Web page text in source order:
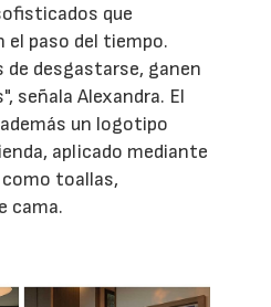
que
el paso del tiempo.
de desgastarse, ganen
señala Alexandra. El
un logotipo
aplicado mediante
toallas,
cama.